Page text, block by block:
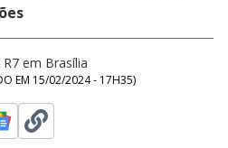
em Brasília
EM 15/02/2024 - 17H35)